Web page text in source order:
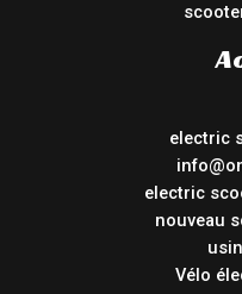
electric
electric
nouveau
Vélo